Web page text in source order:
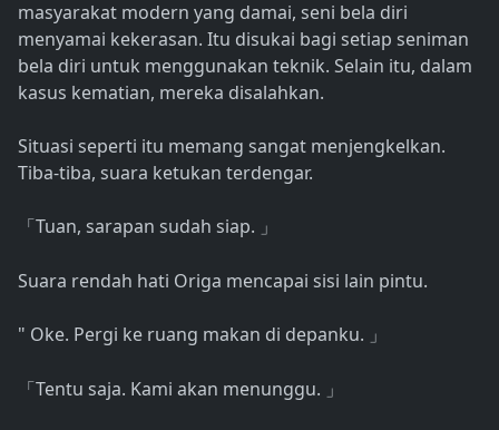
masyarakat modern yang damai, seni bela diri
menyamai kekerasan. Itu disukai bagi setiap seniman
bela diri untuk menggunakan teknik. Selain itu, dalam
kasus kematian, mereka disalahkan.
Situasi seperti itu memang sangat menjengkelkan.
Tiba-tiba, suara ketukan terdengar.
「 Tuan, sarapan sudah siap. 」
Suara rendah hati Origa mencapai sisi lain pintu.
" Oke. Pergi ke ruang makan di depanku. 」
「 Tentu saja. Kami akan menunggu. 」